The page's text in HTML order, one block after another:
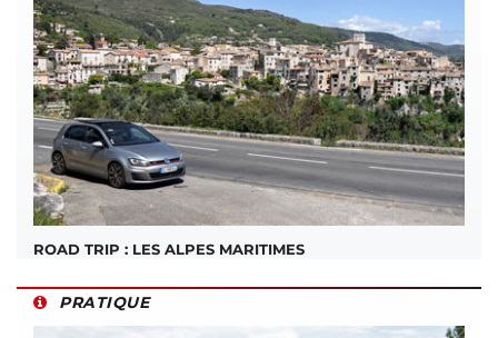
ROAD TRIP : LES ALPES MARITIMES
PRATIQUE